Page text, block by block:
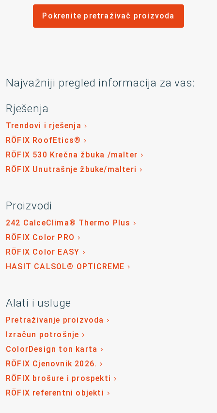
Pokrenite pretraživač proizvoda
Najvažniji pregled informacija za vas:
Rješenja
Trendovi i rješenja
RÖFIX RoofEtics®
RÖFIX 530 Krečna žbuka /malter
RÖFIX Unutrašnje žbuke/malteri
Proizvodi
242 CalceClima® Thermo Plus
RÖFIX Color PRO
RÖFIX Color EASY
HASIT CALSOL® OPTICREME
Alati i usluge
Pretraživanje proizvoda
Izračun potrošnje
ColorDesign ton karta
RÖFIX Cjenovnik 2026.
RÖFIX brošure i prospekti
RÖFIX referentni objekti